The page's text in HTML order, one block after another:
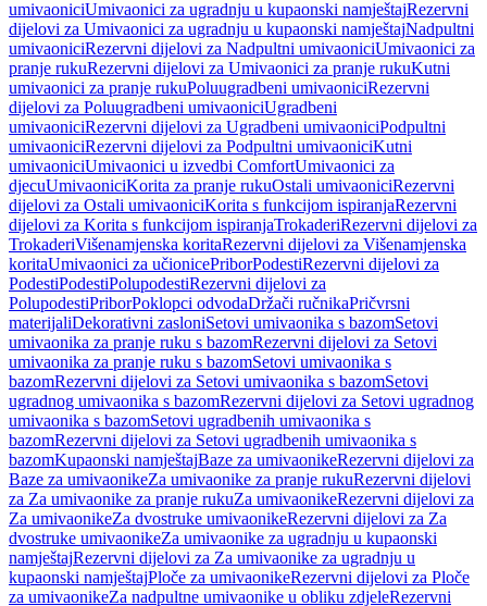
umivaoniciUmivaonici za ugradnju u kupaonski namještajRezervni
dijelovi za Umivaonici za ugradnju u kupaonski namještajNadpultni
umivaoniciRezervni dijelovi za Nadpultni umivaoniciUmivaonici za
pranje rukuRezervni dijelovi za Umivaonici za pranje rukuKutni
umivaonici za pranje rukuPoluugradbeni umivaoniciRezervni
dijelovi za Poluugradbeni umivaoniciUgradbeni
umivaoniciRezervni dijelovi za Ugradbeni umivaoniciPodpultni
umivaoniciRezervni dijelovi za Podpultni umivaoniciKutni
umivaoniciUmivaonici u izvedbi ComfortUmivaonici za
djecuUmivaoniciKorita za pranje rukuOstali umivaoniciRezervni
dijelovi za Ostali umivaoniciKorita s funkcijom ispiranjaRezervni
dijelovi za Korita s funkcijom ispiranjaTrokaderiRezervni dijelovi za
TrokaderiVišenamjenska koritaRezervni dijelovi za Višenamjenska
koritaUmivaonici za učionicePriborPodestiRezervni dijelovi za
PodestiPodestiPolupodestiRezervni dijelovi za
PolupodestiPriborPoklopci odvodaDržači ručnikaPričvrsni
materijaliDekorativni zasloniSetovi umivaonika s bazomSetovi
umivaonika za pranje ruku s bazomRezervni dijelovi za Setovi
umivaonika za pranje ruku s bazomSetovi umivaonika s
bazomRezervni dijelovi za Setovi umivaonika s bazomSetovi
ugradnog umivaonika s bazomRezervni dijelovi za Setovi ugradnog
umivaonika s bazomSetovi ugradbenih umivaonika s
bazomRezervni dijelovi za Setovi ugradbenih umivaonika s
bazomKupaonski namještajBaze za umivaonikeRezervni dijelovi za
Baze za umivaonikeZa umivaonike za pranje rukuRezervni dijelovi
za Za umivaonike za pranje rukuZa umivaonikeRezervni dijelovi za
Za umivaonikeZa dvostruke umivaonikeRezervni dijelovi za Za
dvostruke umivaonikeZa umivaonike za ugradnju u kupaonski
namještajRezervni dijelovi za Za umivaonike za ugradnju u
kupaonski namještajPloče za umivaonikeRezervni dijelovi za Ploče
za umivaonikeZa nadpultne umivaonike u obliku zdjeleRezervni